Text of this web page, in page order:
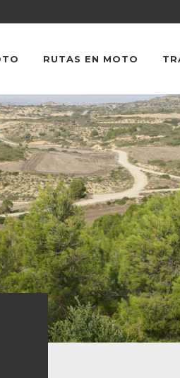
RUTAS EN MOTO